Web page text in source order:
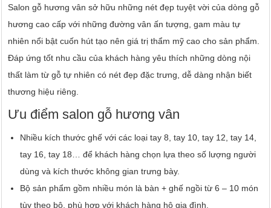
Salon gỗ hương vân sở hữu những nét đẹp tuyệt vời của dòng gỗ
hương cao cấp với những đường vân ấn tượng, gam màu tự
nhiên nổi bật cuốn hút tạo nên giá trị thẩm mỹ cao cho sản phẩm.
Đáp ứng tốt nhu cầu của khách hàng yêu thích những dòng nội
thất làm từ gỗ tự nhiên có nét đẹp đặc trưng, dễ dàng nhận biết
thương hiệu riêng.
Ưu điểm salon gỗ hương vân
Nhiều kích thước ghế với các loại tay 8, tay 10, tay 12, tay 14,
tay 16, tay 18… để khách hàng chọn lựa theo số lượng người
dùng và kích thước không gian trưng bày.
Bộ sản phẩm gồm nhiều món là bàn + ghế ngồi từ 6 – 10 món
tùy theo bộ, phù hợp với khách hàng hộ gia đình.